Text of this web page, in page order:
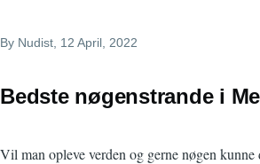
By Nudist , 12 April, 2022
Bedste nøgenstrande i
Vil man opleve verden og gerne nøgen